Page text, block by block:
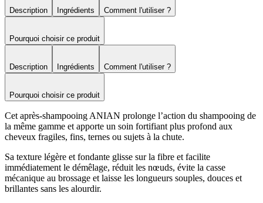
Description Ingrédients Comment l'utiliser ?
Pourquoi choisir ce produit
Description Ingrédients Comment l'utiliser ?
Pourquoi choisir ce produit
Cet après-shampooing ANIAN prolonge l’action du shampooing de
la même gamme et apporte un soin fortifiant plus profond aux
cheveux fragiles, fins, ternes ou sujets à la chute.
Sa texture légère et fondante glisse sur la fibre et facilite
immédiatement le démêlage, réduit les nœuds, évite la casse
mécanique au brossage et laisse les longueurs souples, douces et
brillantes sans les alourdir.